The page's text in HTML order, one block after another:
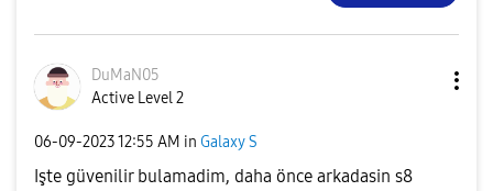
DuMaN05
Active Level 2
‎06-09-202312:55 AM in Galaxy S
Işte güvenilir bulamadim, daha önce arkadasin s8